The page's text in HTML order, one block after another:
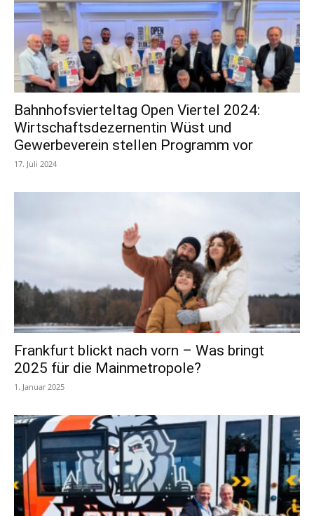
Bahnhofsvierteltag Open Viertel 2024:
Wirtschaftsdezernentin Wüst und
Gewerbeverein stellen Programm vor
17. Juli 2024
Frankfurt blickt nach vorn – Was bringt
2025 für die Mainmetropole?
1. Januar 2025